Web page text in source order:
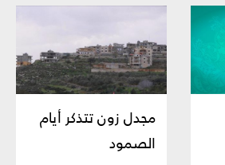
مجدل زون تتذكر أيام
الصمود